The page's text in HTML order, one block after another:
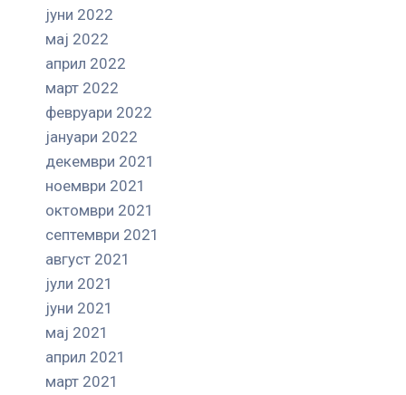
јуни 2022
мај 2022
април 2022
март 2022
февруари 2022
јануари 2022
декември 2021
ноември 2021
октомври 2021
септември 2021
август 2021
јули 2021
јуни 2021
мај 2021
април 2021
март 2021